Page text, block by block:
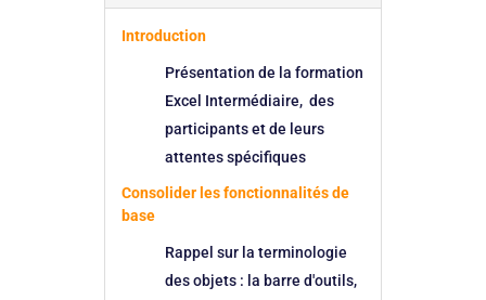
Introduction
Présentation de la formation
Excel Intermédiaire, des
participants et de leurs
attentes spécifiques
Consolider les fonctionnalités de
base
Rappel sur la terminologie
des objets : la barre d'outils,